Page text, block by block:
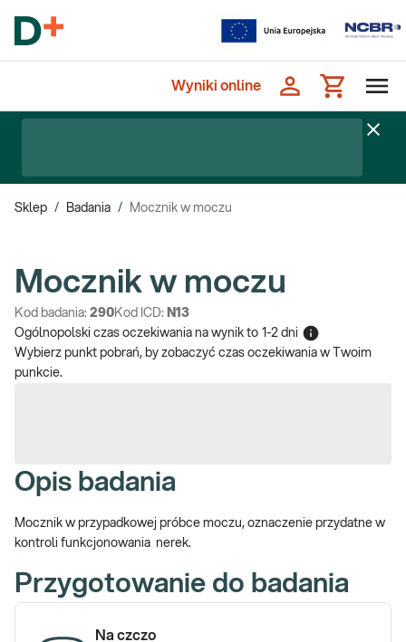
Wyniki online
Sklep / Badania / Mocznik w moczu
Mocznik w moczu
Kod badania: 290Kod ICD: N13
Ogólnopolski czas oczekiwania na wynik to 1-2 dni
Wybierz punkt pobrań, by zobaczyć czas oczekiwania w Twoim
punkcie.
Opis badania
Mocznik w przypadkowej próbce moczu, oznaczenie przydatne w
kontroli funkcjonowania nerek.
Przygotowanie do badania
Na czczo